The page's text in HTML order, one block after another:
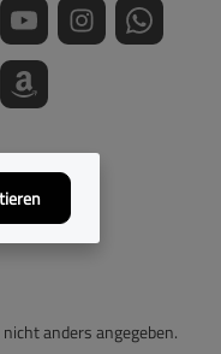
anders angegeben.